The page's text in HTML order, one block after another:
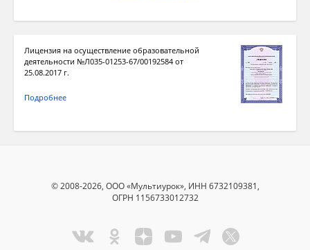
Лицензия на осуществление образовательной
деятельности №Л035-01253-67/00192584 от
25.08.2017 г.
Подробнее
© 2008-2026, ООО «Мультиурок», ИНН 6732109381,
ОГРН 1156733012732